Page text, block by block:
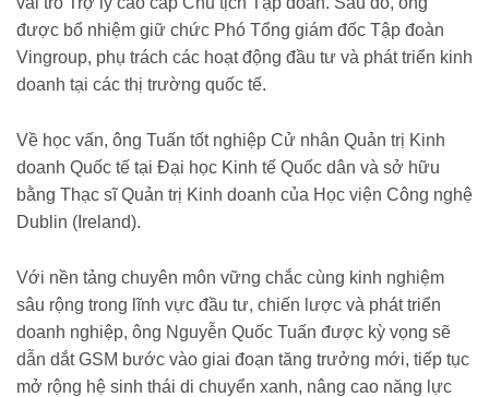
được bổ nhiệm giữ chức Phó Tổng giám đốc Tập đoàn
Vingroup, phụ trách các hoạt động đầu tư và phát triển kinh
doanh tại các thị trường quốc tế.
Về học vấn, ông Tuấn tốt nghiệp Cử nhân Quản trị Kinh
doanh Quốc tế tại Đại học Kinh tế Quốc dân và sở hữu
bằng Thạc sĩ Quản trị Kinh doanh của Học viện Công nghệ
Dublin (Ireland).
Với nền tảng chuyên môn vững chắc cùng kinh nghiệm
sâu rộng trong lĩnh vực đầu tư, chiến lược và phát triển
doanh nghiệp, ông Nguyễn Quốc Tuấn được kỳ vọng sẽ
dẫn dắt GSM bước vào giai đoạn tăng trưởng mới, tiếp tục
mở rộng hệ sinh thái di chuyển xanh, nâng cao năng lực